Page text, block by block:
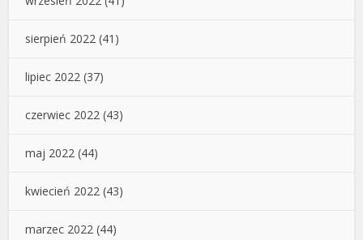
sierpień 2022 (41)
lipiec 2022 (37)
czerwiec 2022 (43)
maj 2022 (44)
kwiecień 2022 (43)
marzec 2022 (44)